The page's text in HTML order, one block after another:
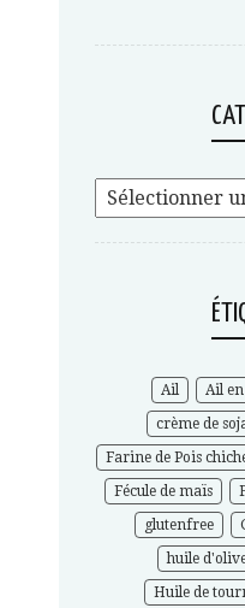
Ail Ail
crème de
Farine de Pois
Fécule de maïs
glutenfree
huile
Huile de